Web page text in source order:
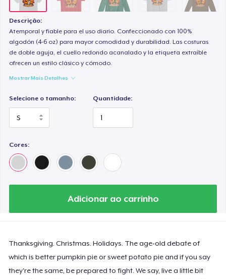
Descrição:
Atemporal y fiable para el uso diario. Confeccionado con 100%
algodón (4-6 oz) para mayor comodidad y durabilidad. Las costuras
de doble aguja, el cuello redondo acanalado y la etiqueta extraíble
ofrecen un estilo clásico y cómodo.
Mostrar Mais Detalhes
Selecione o tamanho: Quantidade:
Cores:
Adicionar ao carrinho
Thanksgiving. Christmas. Holidays. The age-old debate of
which is better pumpkin pie or sweet potato pie and if you say
they're the same, be prepared to fight. We say, live a little bit